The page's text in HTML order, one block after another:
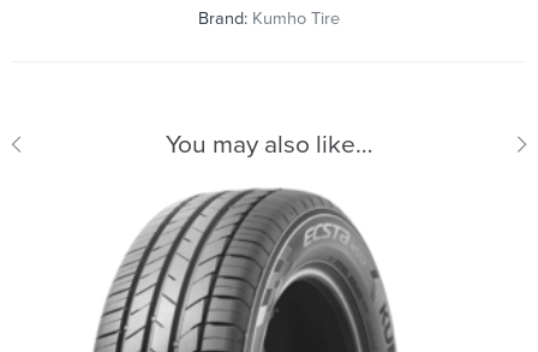
Brand: Kumho Tire
You may also like…